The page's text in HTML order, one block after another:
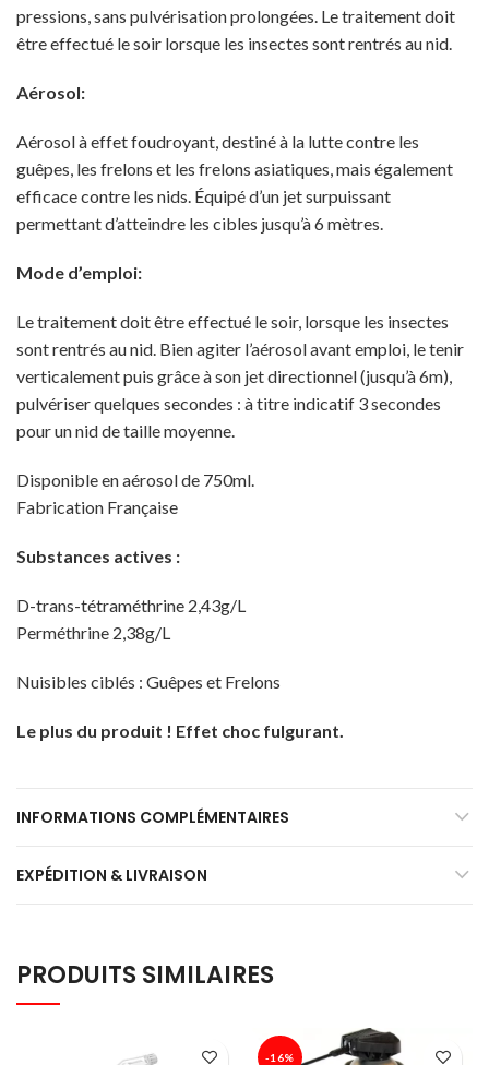
pressions, sans pulvérisation prolongées. Le traitement doit
être effectué le soir lorsque les insectes sont rentrés au nid.
Aérosol:
Aérosol à effet foudroyant, destiné à la lutte contre les
guêpes, les frelons et les frelons asiatiques, mais également
efficace contre les nids. Équipé d’un jet surpuissant
permettant d’atteindre les cibles jusqu’à 6 mètres.
Mode d’emploi:
Le traitement doit être effectué le soir, lorsque les insectes
sont rentrés au nid. Bien agiter l’aérosol avant emploi, le tenir
verticalement puis grâce à son jet directionnel (jusqu’à 6m),
pulvériser quelques secondes : à titre indicatif 3 secondes
pour un nid de taille moyenne.
Disponible en aérosol de 750ml.
Fabrication Française
Substances actives :
D-trans-tétraméthrine 2,43g/L
Perméthrine 2,38g/L
Nuisibles ciblés : Guêpes et Frelons
Le plus du produit ! Effet choc fulgurant.
INFORMATIONS COMPLÉMENTAIRES
EXPÉDITION & LIVRAISON
PRODUITS SIMILAIRES
-16%